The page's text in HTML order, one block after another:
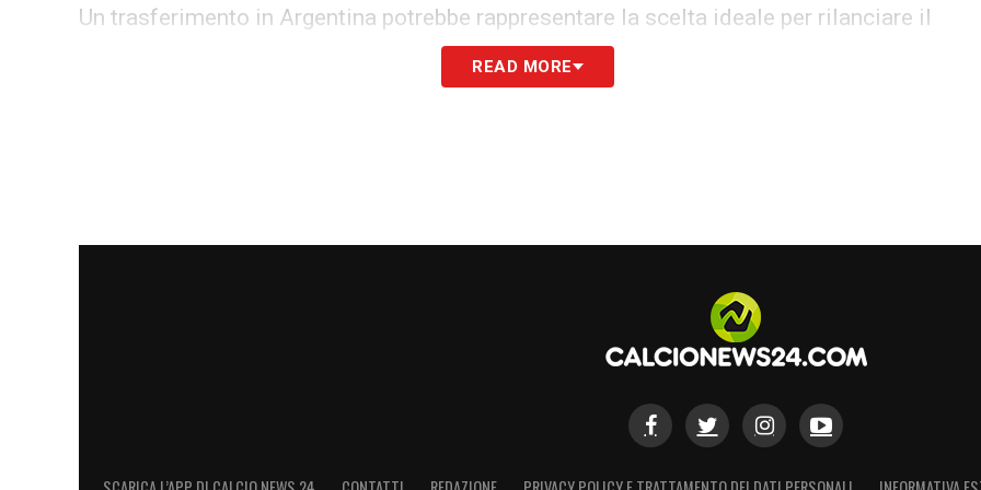
Un trasferimento in Argentina potrebbe rappresentare la scelta ideale per rilanciare il
talento di Carboni, permettendogli di ritrovare fiducia e centralità tecnica. Intanto, il
si prepara a voltare pagina, ridefinendo le proprie strategie per la
READ MORE